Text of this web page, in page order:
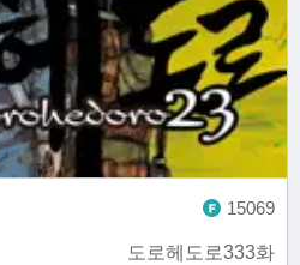
도로헤도로333화
15069